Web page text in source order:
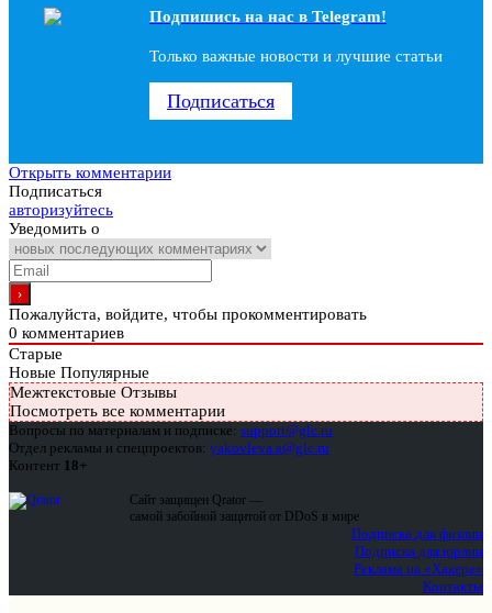
Подпишись на наc в Telegram!
Только важные новости и лучшие статьи
Подписаться
Открыть комментарии
Подписаться
авторизуйтесь
Уведомить о
Пожалуйста, войдите, чтобы прокомментировать
0 комментариев
Старые
Новые Популярные
Межтекстовые Отзывы
Посмотреть все комментарии
Вопросы по материалам и подписке: support@glc.ru
Отдел рекламы и спецпроектов: yakovleva.a@glc.ru
Контент 18+
Сайт защищен Qrator —
самой забойной защитой от DDoS в мире
Подписка для физлиц
Подписка для юрлиц
Реклама на «Хакере»
Контакты